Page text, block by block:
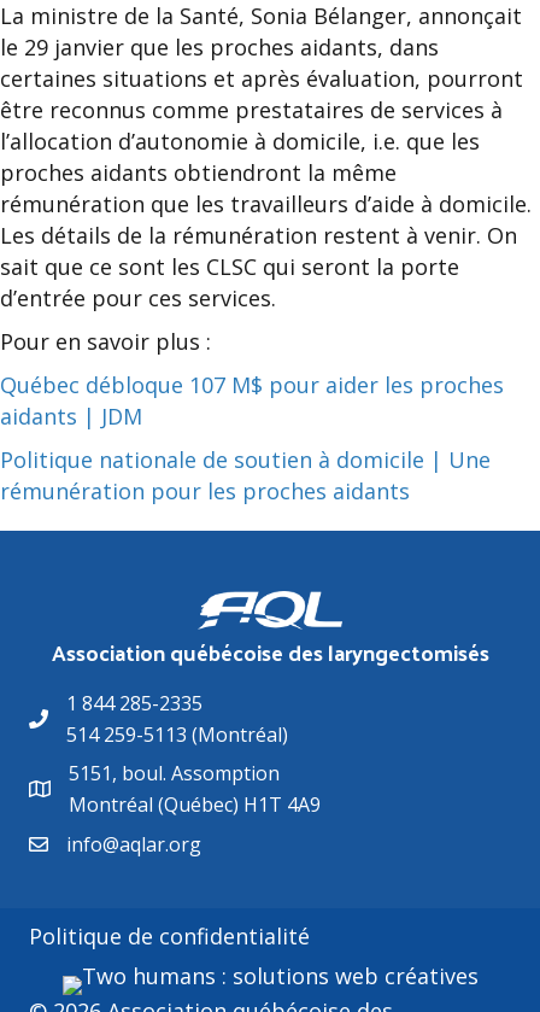
La ministre de la Santé, Sonia Bélanger, annonçait
le 29 janvier que les proches aidants, dans
certaines situations et après évaluation, pourront
être reconnus comme prestataires de services à
l’allocation d’autonomie à domicile, i.e. que les
proches aidants obtiendront la même
rémunération que les travailleurs d’aide à domicile.
Les détails de la rémunération restent à venir. On
sait que ce sont les CLSC qui seront la porte
d’entrée pour ces services.
Pour en savoir plus :
Québec débloque 107 M$ pour aider les proches
aidants | JDM
Politique nationale de soutien à domicile | Une
rémunération pour les proches aidants
Association québécoise des laryngectomisés
1 844 285-2335
514 259-5113 (Montréal)
5151, boul. Assomption
Montréal (Québec) H1T 4A9
info@aqlar.org
Politique de confidentialité